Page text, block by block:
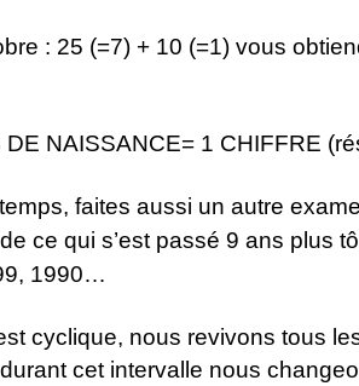
: 25 (=7) + 10 (=1) vous
DE NAISSANCE= 1 CHIFFRE
faites aussi un autre
ce qui s’est passé 9 ans plus
1990…
cyclique, nous revivons tous
cet intervalle nous